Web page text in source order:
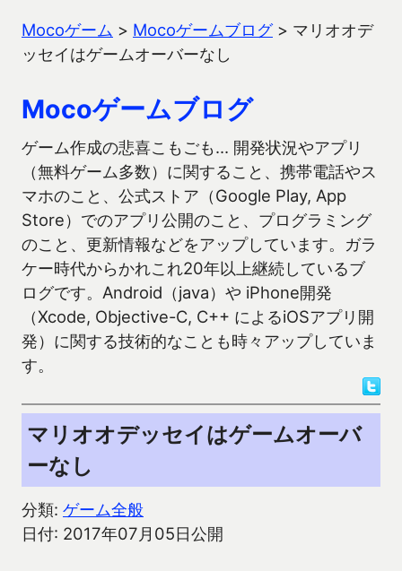
Mocoゲーム > Mocoゲームブログ> マリオオデ
ッセイはゲームオーバーなし
Mocoゲームブログ
ゲーム作成の悲喜こもごも… 開発状況やアプリ
（無料ゲーム多数）に関すること、携帯電話やス
マホのこと、公式ストア（Google Play, App
Store）でのアプリ公開のこと、プログラミング
のこと、更新情報などをアップしています。ガラ
ケー時代からかれこれ20年以上継続しているブ
ログです。Android（java）や iPhone開発
（Xcode, Objective-C, C++ によるiOSアプリ開
発）に関する技術的なことも時々アップしていま
す。
マリオオデッセイはゲームオーバ
ーなし
分類: ゲーム全般
日付: 2017年07月05日公開